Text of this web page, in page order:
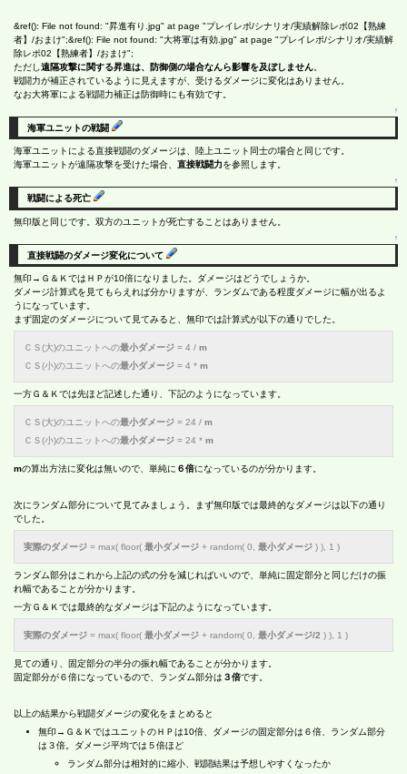
&ref(): File not found: "昇進有り.jpg" at page "プレイレポ/シナリオ/実績解除レポ02【熟練
者】/おまけ";&ref(): File not found: "大将軍は有効.jpg" at page "プレイレポ/シナリオ/実績解
除レポ02【熟練者】/おまけ";
ただし遠隔攻撃に関する昇進は、防御側の場合なんら影響を及ぼしません
戦闘力が補正されているように見えますが、受けるダメージに変化はありません。
なお大将軍による戦闘力補正は防御時にも有効です。
↑
海軍ユニットの戦闘
海軍ユニットによる直接戦闘のダメージは、陸上ユニット同士の場合と同じです。
海軍ユニットが遠隔攻撃を受けた場合、 直接戦闘力を参照します。
↑
戦闘による死亡
無印版と同じです。双方のユニットが死亡することはありません。
↑
直接戦闘のダメージ変化について
無印→Ｇ＆ＫではＨＰが10倍になりました。ダメージはどうでしょうか。
ダメージ計算式を見てもらえれば分かりますが、ランダムである程度ダメージに幅が出るよ
うになっています。
まず固定のダメージについて見てみると、無印では計算式が以下の通りでした。
ＣＳ(大)のユニットへの最小ダメージ = 4 / m
ＣＳ(小)のユニットへの最小ダメージ = 4 * m
一方Ｇ＆Ｋでは先ほど記述した通り、下記のようになっています。
ＣＳ(大)のユニットへの最小ダメージ = 24 / m
ＣＳ(小)のユニットへの最小ダメージ = 24 * m
mの算出方法に変化は無いので、単純に ６倍になっているのが分かります。
次にランダム部分について見てみましょう。まず無印版では最終的なダメージは以下の通り
でした。
実際のダメージ = max( floor( 最小ダメージ + random( 0, 最小ダメージ ) ), 1 )
ランダム部分はこれから上記の式の分を減じればいいので、単純に固定部分と同じだけの振
れ幅であることが分かります。
一方Ｇ＆Ｋでは最終的なダメージは下記のようになっています。
実際のダメージ = max( floor( 最小ダメージ + random( 0, 最小ダメージ/2 ) ), 1 )
見ての通り、固定部分の半分の振れ幅であることが分かります。
固定部分が６倍になっているので、ランダム部分は ３倍です。
以上の結果から戦闘ダメージの変化をまとめると
無印→Ｇ＆ＫではユニットのＨＰは10倍、ダメージの固定部分は６倍、ランダム部分
は３倍。ダメージ平均では５倍ほど
ランダム部分は相対的に縮小、戦闘結果は予想しやすくなったか